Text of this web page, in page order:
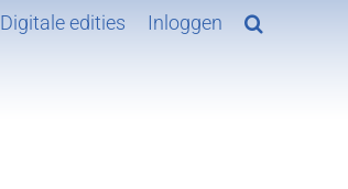
Digitale edities Inloggen